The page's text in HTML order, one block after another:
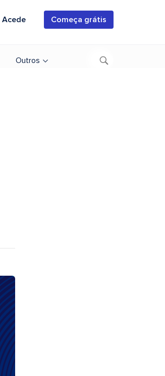
Acede Começa grátis
Outros